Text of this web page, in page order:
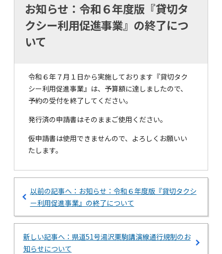
お知らせ：令和６年度版『貸切タ
クシー利用促進事業』の終了につ
いて
令和６年７月１日から実施しております『貸切タク
シー利用促進事業』は、予算額に達しましたので、
予約の受付を終了してください。
発行済の申請書はそのままご使用ください。
仮申請書は使用できませんので、よろしくお願いい
たします。
以前の記事へ：お知らせ：令和６年度版『貸切タクシ
ー利用促進事業』の終了について
新しい記事へ：県道51号湯沢栗駒講演線通行規制のお
知らせについて